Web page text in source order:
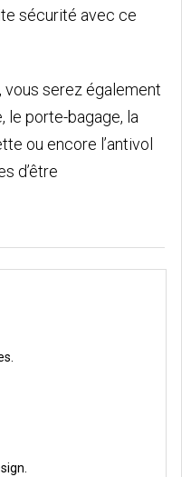
sécurité avec ce
vous serez également
le porte-bagage, la
ou encore l’antivol
d’être